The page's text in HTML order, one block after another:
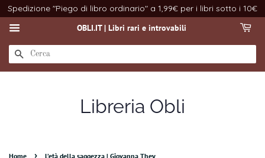
Spedizione "Piego di libro ordinario" a 1,99€ per i libri sotto i 10€
OBLI.IT | Libri rari e introvabili
CERCA
Libreria Obli
Home › L’età della saggezza | Giovanna They